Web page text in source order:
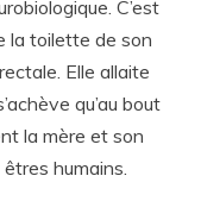
C’est
la toilette de son
Elle allaite
qu’au bout
la mère et son
humains.